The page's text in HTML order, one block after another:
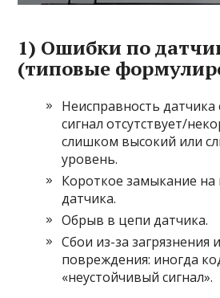
1) Ошибки по
(типовые
Неисправность датчика
сигнал отсутствует/
слишком высокий или
уровень.
Короткое замыкание на
датчика.
Обрыв в цепи датчика.
Сбои из-за загрязнения
повреждения: иногда
«неустойчивый сигнал».